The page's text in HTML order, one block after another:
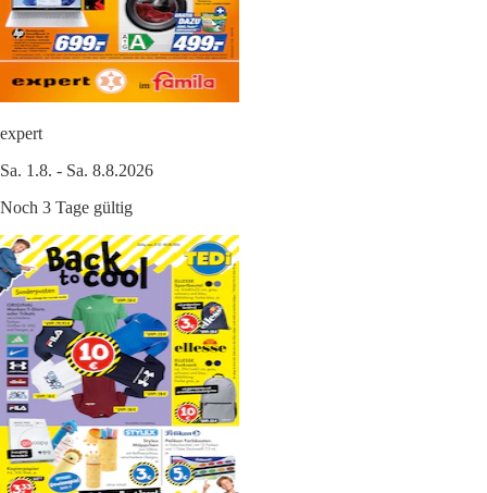
expert
Sa. 1.8. - Sa. 8.8.2026
Noch 3 Tage gültig